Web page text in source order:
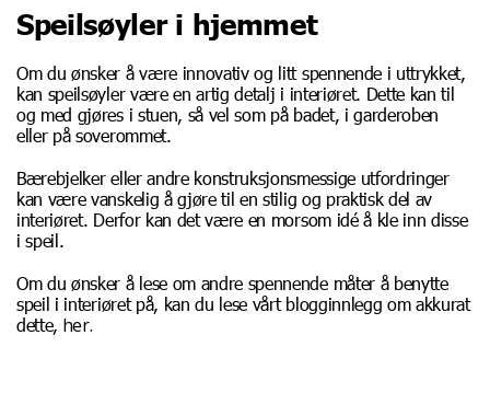
Speilsøyler i hjemmet
Om du ønsker å være innovativ og litt spennende i uttrykket,
kan speilsøyler være en artig detalj i interiøret. Dette kan til
og med gjøres i stuen, så vel som på badet, i garderoben
eller på soverommet.
Bærebjelker eller andre konstruksjonsmessige utfordringer
kan være vanskelig å gjøre til en stilig og praktisk del av
interiøret. Derfor kan det være en morsom idé å kle inn disse
i speil.
Om du ønsker å lese om andre spennende måter å benytte
speil i interiøret på, kan du lese vårt blogginnlegg om akkurat
dette, her.